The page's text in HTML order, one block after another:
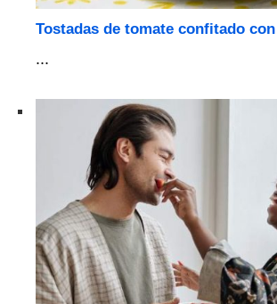
Tostadas de tomate confitado
...